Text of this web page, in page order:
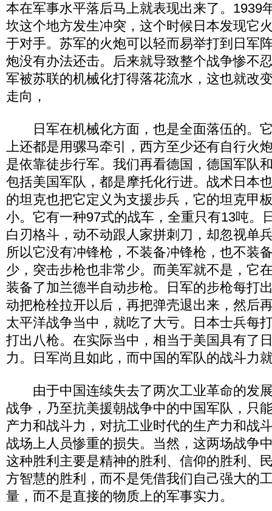
本在军事水平落后马上就表现出来了。1939
坎这个地方发生冲突，这个时候日本发现它
于对手。苏军的火炮可以轻而易举打到日军
炮没有办法还击。后来就导致整个战争惨不
军被苏联的机械化打得落花流水，这也就改
走向，
日军在机械化方面，也是全面落伍的。
上还都是用骡马牵引，西方至少还有自行火
是依靠徒步行军。我们再看德国，德国军队
包括美国军队，都是摩托化行进。战术日本
的坦克也把它定义为支援步兵，它的坦克甲
小。它有一种97式的战车，全重只有13吨。
白刃格斗，动不动跟人家拼刺刀，却忽视单
所以它没有冲锋枪，不装备冲锋枪，也不装
少，突击步枪也非常少。而美军就不是，它
装备了加兰德半自动步枪。日军的步枪每打
动把枪栓拉开以后，再把弹壳退出来，然后
太平洋战争当中，就吃了大亏。日本士兵每
打出八枪。在实际当中，相当于美国具有了
力。日军尚且如此，而中国的军队的战斗力
由于中国连续失去了两次工业革命的发
战争，乃至抗美援朝战争中的中国军队，只
产力和战斗力，对抗工业时代的生产力和战
战场上人员惨重的损失。当然，这两场战争
这种胜利主要是精神的胜利、信仰的胜利、
方智慧的胜利，而不是凭借我们自己强大的
量，而不是直接的物质上的军事实力。